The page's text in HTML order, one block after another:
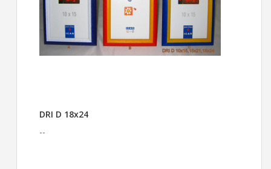
DRI D 18x24
--